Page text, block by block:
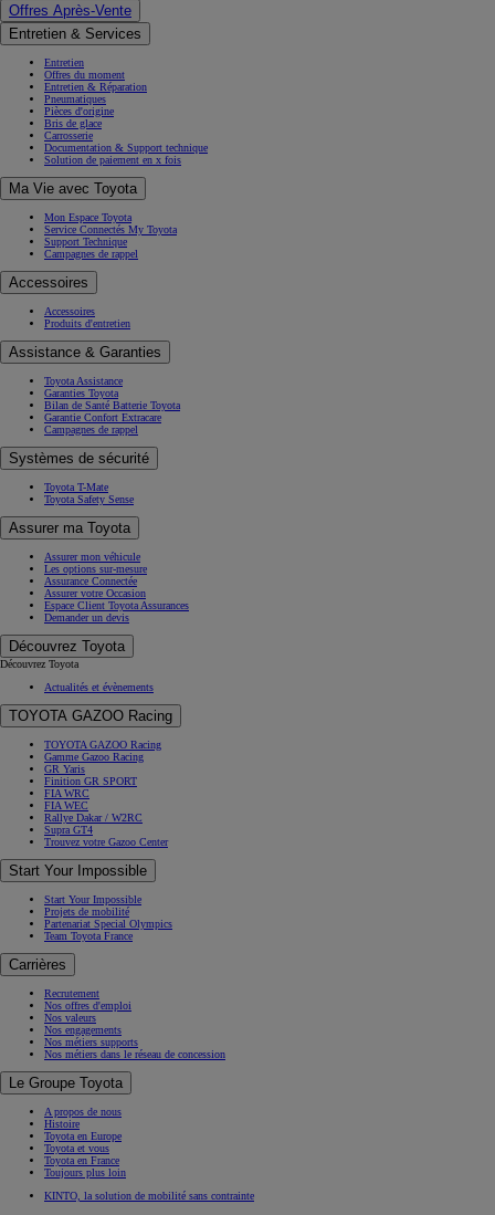
Offres Après-Vente
Entretien & Services
Entretien
Offres du moment
Entretien & Réparation
Pneumatiques
Pièces d'origine
Bris de glace
Carrosserie
Documentation & Support technique
Solution de paiement en x fois
Ma Vie avec Toyota
Mon Espace Toyota
Service Connectés My Toyota
Support Technique
Campagnes de rappel
Accessoires
Accessoires
Produits d'entretien
Assistance & Garanties
Toyota Assistance
Garanties Toyota
Bilan de Santé Batterie Toyota
Garantie Confort Extracare
Campagnes de rappel
Systèmes de sécurité
Toyota T-Mate
Toyota Safety Sense
Assurer ma Toyota
Assurer mon véhicule
Les options sur-mesure
Assurance Connectée
Assurer votre Occasion
Espace Client Toyota Assurances
Demander un devis
Découvrez Toyota
Découvrez Toyota
Actualités et évènements
TOYOTA GAZOO Racing
TOYOTA GAZOO Racing
Gamme Gazoo Racing
GR Yaris
Finition GR SPORT
FIA WRC
FIA WEC
Rallye Dakar / W2RC
Supra GT4
Trouvez votre Gazoo Center
Start Your Impossible
Start Your Impossible
Projets de mobilité
Partenariat Special Olympics
Team Toyota France
Carrières
Recrutement
Nos offres d'emploi
Nos valeurs
Nos engagements
Nos métiers supports
Nos métiers dans le réseau de concession
Le Groupe Toyota
A propos de nous
Histoire
Toyota en Europe
Toyota et vous
Toyota en France
Toujours plus loin
KINTO, la solution de mobilité sans contrainte